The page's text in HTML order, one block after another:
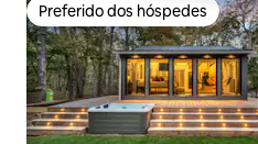
Preferido dos hóspedes
Preferido dos hóspedes